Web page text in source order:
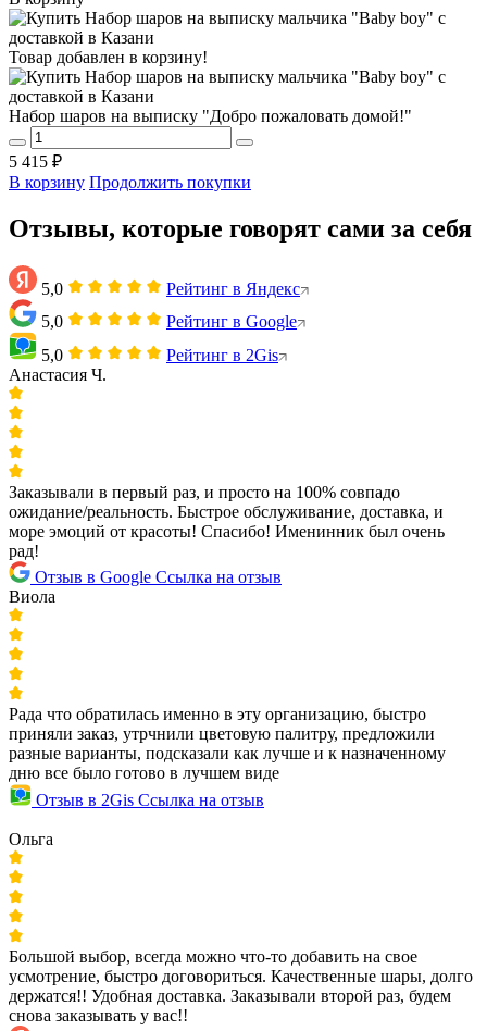
Товар добавлен в корзину!
Набор шаров на выписку "Добро пожаловать домой!"
5 415 ₽
В корзину Продолжить покупки
Отзывы, которые говорят сами за себя
5,0
Рейтинг в Яндекс
5,0
Рейтинг в Google
5,0
Рейтинг в 2Gis
Анастасия Ч.
Заказывали в первый раз, и просто на 100% совпадо
ожидание/реальность. Быстрое обслуживание, доставка, и
море эмоций от красоты! Спасибо! Именинник был очень
рад!
Отзыв в Google Ссылка на отзыв
Виола
Рада что обратилась именно в эту организацию, быстро
приняли заказ, утрчнили цветовую палитру, предложили
разные варианты, подсказали как лучше и к назначенному
дню все было готово в лучшем виде
Отзыв в 2Gis Ссылка на отзыв
Ольга
Большой выбор, всегда можно что-то добавить на свое
усмотрение, быстро договориться. Качественные шары, долго
держатся!! Удобная доставка. Заказывали второй раз, будем
снова заказывать у вас!!